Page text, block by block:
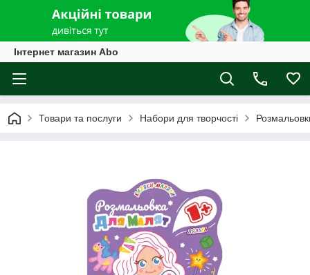
Інтернет магазин Abo
Товари та послуги Набори для творчості